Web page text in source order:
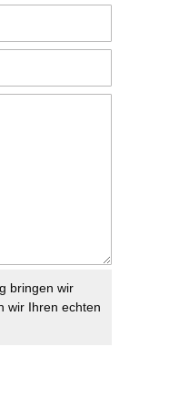
bringen wir
wir Ihren echten